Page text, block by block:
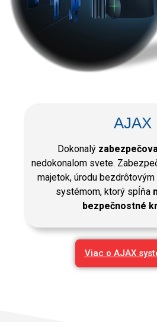
AJAX
Dokonalý
nedokonalom svete.
majetok, úrodu
systémom, ktorý spĺňa
bezpečnostné
Viac o AJAX